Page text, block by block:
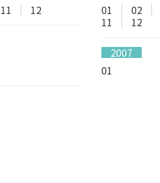
11 12
01
02
11
12
2007
01